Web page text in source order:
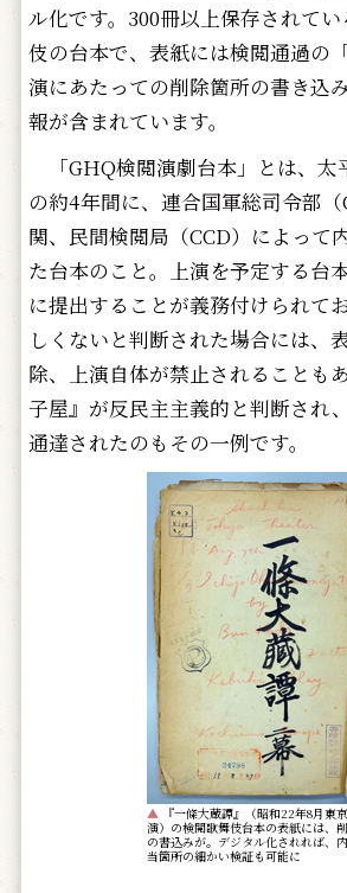
ル化です。300冊以上保存されて
伎の台本で、表紙には検閲通過の
演にあたっての削除箇所の書き込
報が含まれています。
「GHQ検閲演劇台本」とは、太
の約4年間に、連合国軍総司令部
関、民間検閲局（CCD）によって
た台本のこと。上演を予定する台
に提出することが義務付けられて
しくないと判断された場合には、
除、上演自体が禁止されることも
子屋』が反民主主義的と判断され
通達されたのもその一例です。
▲ 『一條大蔵譚』（昭和22年8月東
演）の検閲歌舞伎台本の表紙には、
の書込みが。デジタル化されれば、
当箇所の細かい検証も可能に